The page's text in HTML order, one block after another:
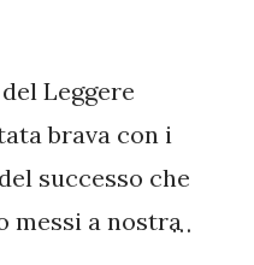
Leggere
brava con i
successo che
messi a nostra